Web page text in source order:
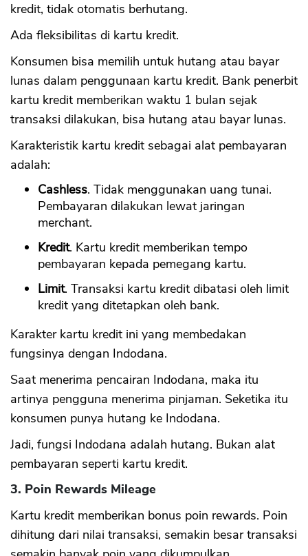
kredit, tidak otomatis berhutang.
Ada fleksibilitas di kartu kredit.
Konsumen bisa memilih untuk hutang atau bayar
lunas dalam penggunaan kartu kredit. Bank penerbit
kartu kredit memberikan waktu 1 bulan sejak
transaksi dilakukan, bisa hutang atau bayar lunas.
Karakteristik kartu kredit sebagai alat pembayaran
adalah:
Cashless. Tidak menggunakan uang tunai.
Pembayaran dilakukan lewat jaringan
merchant.
Kredit. Kartu kredit memberikan tempo
pembayaran kepada pemegang kartu.
Limit. Transaksi kartu kredit dibatasi oleh limit
kredit yang ditetapkan oleh bank.
Karakter kartu kredit ini yang membedakan
fungsinya dengan Indodana.
Saat menerima pencairan Indodana, maka itu
artinya pengguna menerima pinjaman. Seketika itu
konsumen punya hutang ke Indodana.
Jadi, fungsi Indodana adalah hutang. Bukan alat
pembayaran seperti kartu kredit.
3. Poin Rewards Mileage
Kartu kredit memberikan bonus poin rewards. Poin
dihitung dari nilai transaksi, semakin besar transaksi